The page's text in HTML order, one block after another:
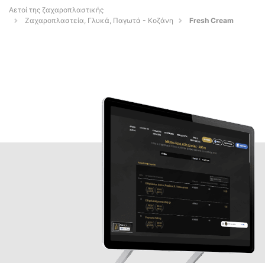
Αετοί της ζαχαροπλαστικής
Ζαχαροπλαστεία, Γλυκά, Παγωτά - Κοζάνη
Fresh Cream